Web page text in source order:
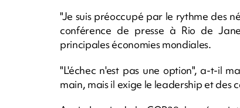
"Je suis préoccupé par le rythme des
conférence de presse à Rio de
principales économies mondiales.
"L'échec n'est pas une option", a-t-il
main, mais il exige le leadership et des